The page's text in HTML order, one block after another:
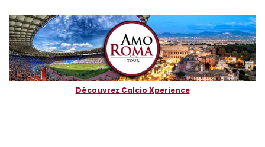
Découvrez Calcio Xperience